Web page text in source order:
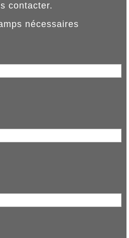
contacter.
nécessaires